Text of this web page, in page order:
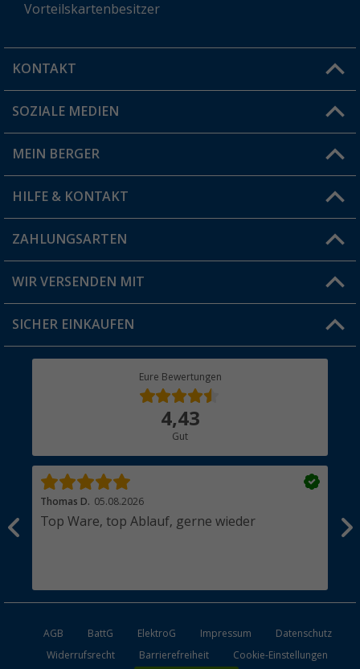
Vorteilskartenbesitzer
KONTAKT
Du hast eine Frage?
Filiale finden
SOZIALE MEDIEN
MEIN BERGER
Vorteilskarte
Blog
Jobs & Karriere
HILFE & KONTAKT
FAQ & Kontakt
Versandinformationen
Rücksendung
ZAHLUNGSARTEN
WIR VERSENDEN MIT
SICHER EINKAUFEN
Eure Bewertungen
4,43
Gut
Thomas D. 05.08.2026
Top Ware, top Ablauf, gerne wieder
AGB BattG ElektroG Impressum
Datenschutz
Widerrufsrecht
Barrierefreiheit Cookie-Einstellungen